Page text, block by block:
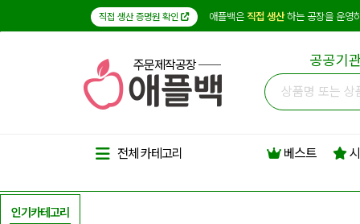
직접 생산 증명원 확인 애플백은 직접 생산하는 공장을 운영
주문제작공장 공공기
인기카테고리
전체 카테고리 베스트